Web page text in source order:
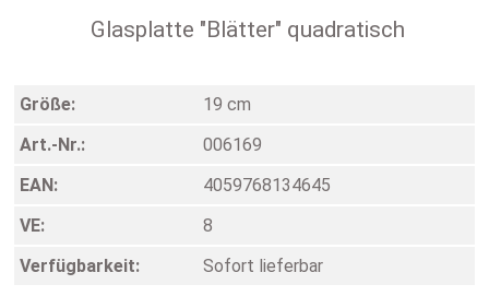
Glasplatte "Blätter" quadratisch
Größe:
19 cm
Art.-Nr.:
006169
EAN:
4059768134645
VE:
8
Verfügbarkeit:
Sofort lieferbar